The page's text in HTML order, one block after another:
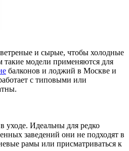
и сырые, чтобы холодные
такие модели применяются для
балконов и лоджий в Москве и
с типовыми или
уходе. Идеальны для редко
заведений они не подходят в
рамы или присматриваться к